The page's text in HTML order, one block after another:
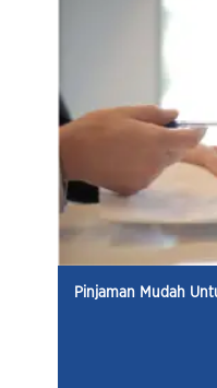
Pinjaman Mudah